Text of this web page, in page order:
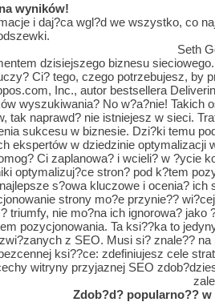
wyników!
i daj?ca wgl?d we wszystko, co
Seth
dzisiejszego biznesu
Ci? tego, czego potrzebujesz, by
Inc., autor bestsellera
wyszukiwania? No w?a?nie! Takich
tak naprawd? nie istniejesz w sieci.
sukcesu w biznesie. Dzi?ki temu
ekspertów w dziedzinie optymalizacji
Ci zaplanowa? i wcieli? w ?ycie
optymalizuj?ce stron? pod k?tem
s?owa kluczowe i ocenia?
strony mo?e przynie??
triumfy, nie mo?na ich ignorowa? jako
pozycjonowania. Ta ksi??ka to
z SEO. Musi si? znale??
ksi??ce: zdefiniujesz cele
witryny przyjaznej SEO
Zdob?d? popularno??